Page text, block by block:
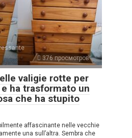
376 просмотров
valigie rotte per
ha trasformato un
che ha stupito
affascinante nelle vecchie
una sull’altra. Sembra che